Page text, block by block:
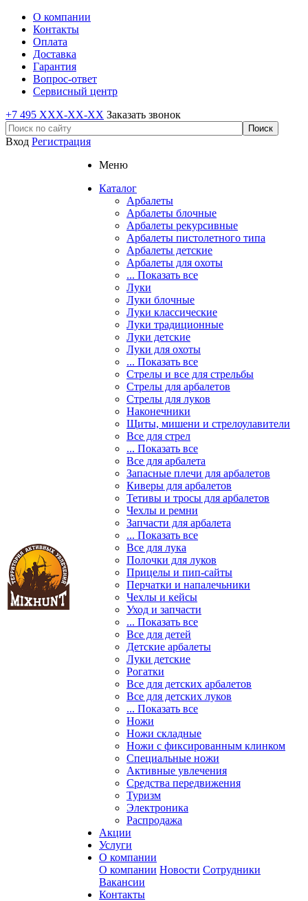
О компании
Контакты
Оплата
Доставка
Гарантия
Вопрос-ответ
Сервисный центр
+7 495 XXX-XX-XX Заказать звонок
Вход Регистрация
Меню
Каталог
Арбалеты
Арбалеты блочные
Арбалеты рекурсивные
Арбалеты пистолетного типа
Арбалеты детские
Арбалеты для охоты
... Показать все
Луки
Луки блочные
Луки классические
Луки традиционные
Луки детские
Луки для охоты
... Показать все
Стрелы и все для стрельбы
Стрелы для арбалетов
Стрелы для луков
Наконечники
Щиты, мишени и стрелоулавители
Все для стрел
... Показать все
Все для арбалета
Запасные плечи для арбалетов
Киверы для арбалетов
Тетивы и тросы для арбалетов
Чехлы и ремни
Запчасти для арбалета
... Показать все
Все для лука
Полочки для луков
Прицелы и пип-сайты
Перчатки и напалечьники
Чехлы и кейсы
Уход и запчасти
... Показать все
Все для детей
Детские арбалеты
Луки детские
Рогатки
Все для детских арбалетов
Все для детских луков
... Показать все
Ножи
Ножи складные
Ножи с фиксированным клинком
Специальные ножи
Активные увлечения
Средства передвижения
Туризм
Электроника
Распродажа
Акции
Услуги
О компании
О компании Новости Сотрудники
Вакансии
Контакты